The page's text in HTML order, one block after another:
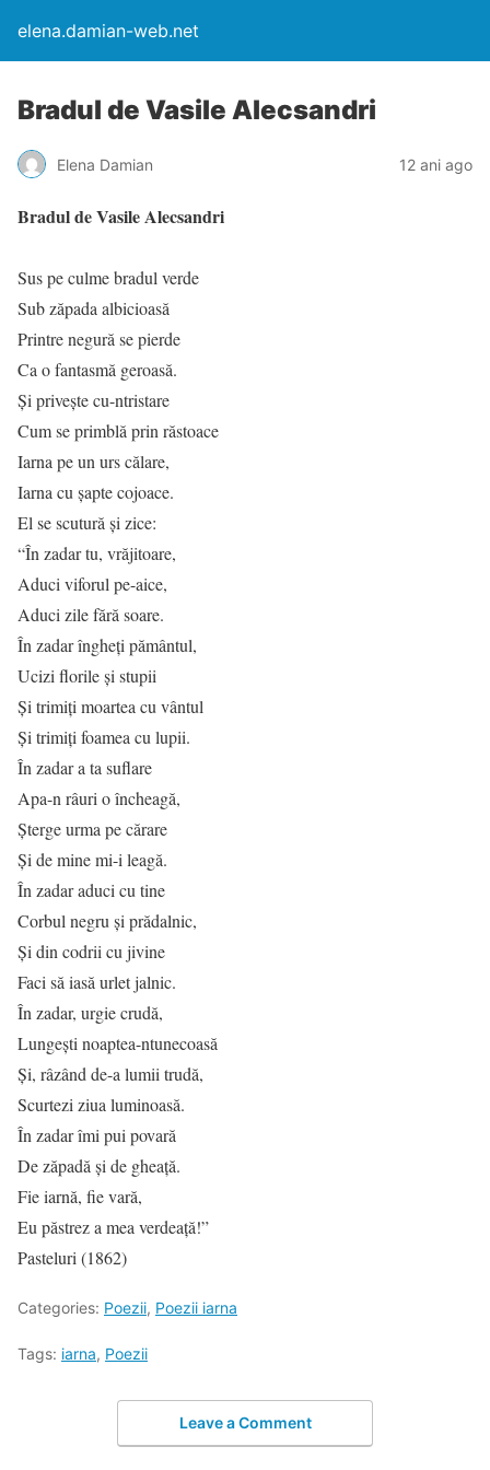
elena.damian-web.net
Bradul de Vasile Alecsandri
Elena Damian 12 ani ago
Bradul de Vasile Alecsandri
Sus pe culme bradul verde
Sub zăpada albicioasă
Printre negură se pierde
Ca o fantasmă geroasă.
Şi priveşte cu-ntristare
Cum se primblă prin răstoace
Iarna pe un urs călare,
Iarna cu şapte cojoace.
El se scutură şi zice:
“În zadar tu, vrăjitoare,
Aduci viforul pe-aice,
Aduci zile fără soare.
În zadar îngheţi pământul,
Ucizi florile şi stupii
Şi trimiţi moartea cu vântul
Şi trimiţi foamea cu lupii.
În zadar a ta suflare
Apa-n râuri o încheagă,
Şterge urma pe cărare
Şi de mine mi-i leagă.
În zadar aduci cu tine
Corbul negru şi prădalnic,
Şi din codrii cu jivine
Faci să iasă urlet jalnic.
În zadar, urgie crudă,
Lungeşti noaptea-ntunecoasă
Şi, râzând de-a lumii trudă,
Scurtezi ziua luminoasă.
În zadar îmi pui povară
De zăpadă şi de gheaţă.
Fie iarnă, fie vară,
Eu păstrez a mea verdeaţă!”
Pasteluri (1862)
Categories: Poezii, Poezii iarna
Tags: iarna, Poezii
Leave a Comment